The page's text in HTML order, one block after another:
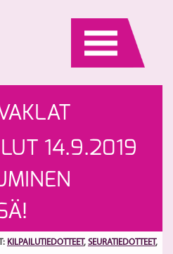
14.9.2019
KILPAILUTIEDOTTEET , SEURATIEDOTTEET ,